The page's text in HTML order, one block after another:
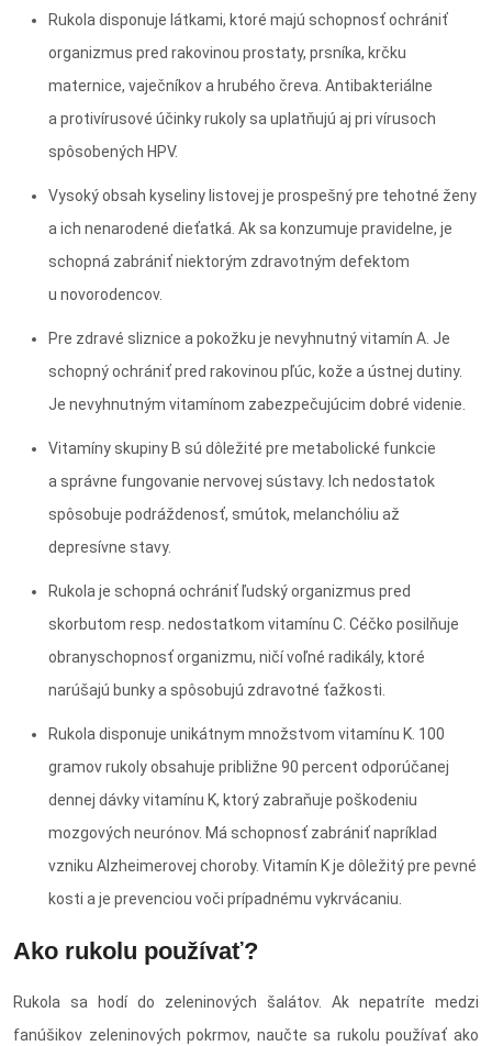
Rukola disponuje látkami, ktoré majú schopnosť ochrániť
organizmus pred rakovinou prostaty, prsníka, krčku
maternice, vaječníkov a hrubého čreva. Antibakteriálne
a protivírusové účinky rukoly sa uplatňujú aj pri vírusoch
spôsobených HPV.
Vysoký obsah kyseliny listovej je prospešný pre tehotné ženy
a ich nenarodené dieťatká. Ak sa konzumuje pravidelne, je
schopná zabrániť niektorým zdravotným defektom
u novorodencov.
Pre zdravé sliznice a pokožku je nevyhnutný vitamín A. Je
schopný ochrániť pred rakovinou pľúc, kože a ústnej dutiny.
Je nevyhnutným vitamínom zabezpečujúcim dobré videnie.
Vitamíny skupiny B sú dôležité pre metabolické funkcie
a správne fungovanie nervovej sústavy. Ich nedostatok
spôsobuje podráždenosť, smútok, melanchóliu až
depresívne stavy.
Rukola je schopná ochrániť ľudský organizmus pred
skorbutom resp. nedostatkom vitamínu C. Céčko posilňuje
obranyschopnosť organizmu, ničí voľné radikály, ktoré
narúšajú bunky a spôsobujú zdravotné ťažkosti.
Rukola disponuje unikátnym množstvom vitamínu K. 100
gramov rukoly obsahuje približne 90 percent odporúčanej
dennej dávky vitamínu K, ktorý zabraňuje poškodeniu
mozgových neurónov. Má schopnosť zabrániť napríklad
vzniku Alzheimerovej choroby. Vitamín K je dôležitý pre pevné
kosti a je prevenciou voči prípadnému vykrvácaniu.
Ako rukolu používať?
Rukola sa hodí do zeleninových šalátov. Ak nepatríte medzi
fanúšikov zeleninových pokrmov, naučte sa rukolu používať ako